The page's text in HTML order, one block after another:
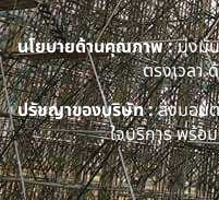
นโยบายด้านคุณภาพ :มุ่งมั่
ตรงเวลา
ปรัชญาของบริษัท :ส่งมอบ
ใจบริการ พร้